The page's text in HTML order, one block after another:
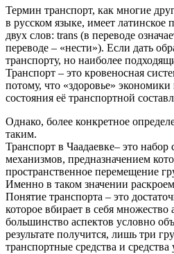
Термин транспорт, как многие
в русском языке, имеет латинское
двух слов: trans (в переводе
переводе – «нести»). Если дать
транспорту, но наиболее
Транспорт – это кровеносная
потому, что «здоровье»
состояния её транспортной
Однако, более конкретное
таким.
Транспорт в Чаадаевке– это набор
механизмов, предназначением
пространственное перемещение
Именно в таком значении
Понятие транспорта – это
которое вбирает в себя множество
большинство аспектов условно
результате получится, лишь три
транспортные средства и средства